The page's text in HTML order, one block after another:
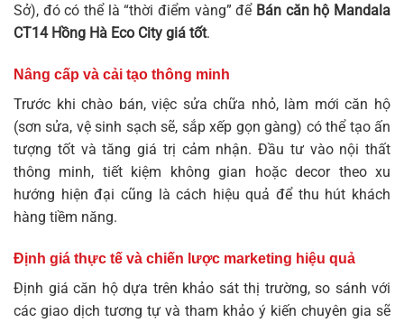
Sở), đó có thể là “thời điểm vàng” để Bán căn hộ Mandala
CT14 Hồng Hà Eco City giá tốt.
Nâng cấp và cải tạo thông minh
Trước khi chào bán, việc sửa chữa nhỏ, làm mới căn hộ
(sơn sửa, vệ sinh sạch sẽ, sắp xếp gọn gàng) có thể tạo ấn
tượng tốt và tăng giá trị cảm nhận. Đầu tư vào nội thất
thông minh, tiết kiệm không gian hoặc decor theo xu
hướng hiện đại cũng là cách hiệu quả để thu hút khách
hàng tiềm năng.
Định giá thực tế và chiến lược marketing hiệu quả
Định giá căn hộ dựa trên khảo sát thị trường, so sánh với
các giao dịch tương tự và tham khảo ý kiến chuyên gia sẽ